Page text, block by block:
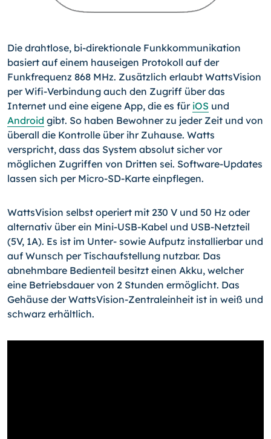
Die drahtlose, bi-direktionale Funkkommunikation
basiert auf einem hauseigen Protokoll auf der
Funkfrequenz 868 MHz. Zusätzlich erlaubt WattsVision
per Wifi-Verbindung auch den Zugriff über das
Internet und eine eigene App, die es für iOS und
Android gibt. So haben Bewohner zu jeder Zeit und von
überall die Kontrolle über ihr Zuhause. Watts
verspricht, dass das System absolut sicher vor
möglichen Zugriffen von Dritten sei. Software-Updates
lassen sich per Micro-SD-Karte einpflegen.
WattsVision selbst operiert mit 230 V und 50 Hz oder
alternativ über ein Mini-USB-Kabel und USB-Netzteil
(5V, 1A). Es ist im Unter- sowie Aufputz installierbar und
auf Wunsch per Tischaufstellung nutzbar. Das
abnehmbare Bedienteil besitzt einen Akku, welcher
eine Betriebsdauer von 2 Stunden ermöglicht. Das
Gehäuse der WattsVision-Zentraleinheit ist in weiß und
schwarz erhältlich.